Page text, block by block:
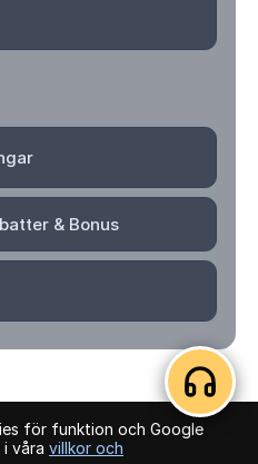
för funktion och Google
våra villkor och
& Bonus
Alla rättigheter förbehållna.